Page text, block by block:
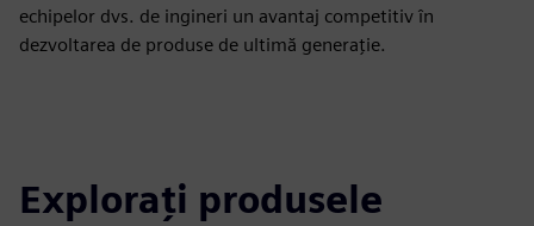
echipelor dvs. de ingineri un avantaj competitiv în
dezvoltarea de produse de ultimă generație.
Explorați produsele